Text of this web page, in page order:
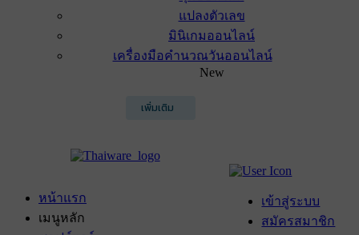
แปลงตัวเลข
มินิเกมออนไลน์
เครื่องมือคำนวณวันออนไลน์
New
เพิ่มเติม
เข้าสู่ระบบ
สมัครสมาชิก
หน้าแรก
เมนูหลัก